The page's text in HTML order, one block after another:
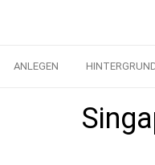
ANLEGEN